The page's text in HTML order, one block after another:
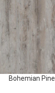
Bohemian